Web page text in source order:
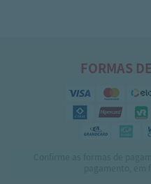
FORMAS